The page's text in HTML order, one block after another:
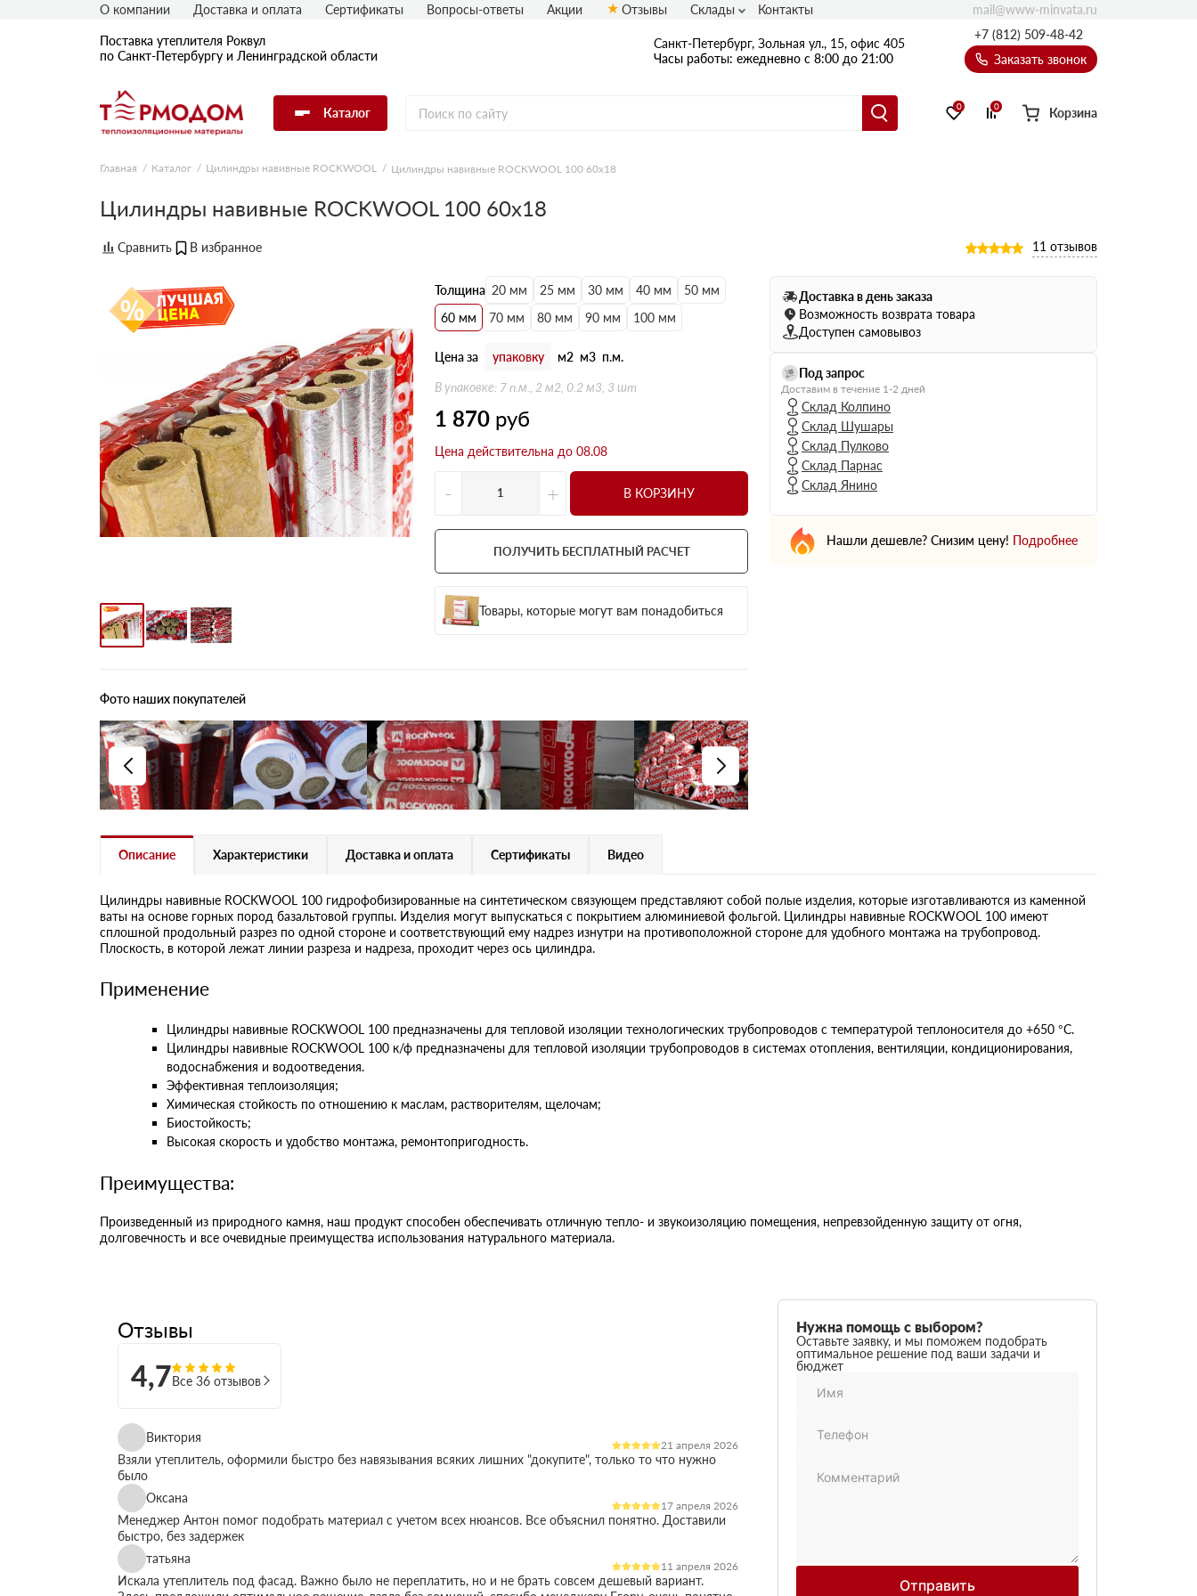
Поставка утеплителя Роквул
по Санкт-Петербургу и Ленинградской области
Санкт-Петербург, Зольная ул., 15, офис 405
Часы работы: ежедневно с 8:00 до 21:00
+7 (812) 509-48-42
Заказать звонок
Каталог 0 0 Корзина
О компании Доставка и оплата Сертификаты Вопросы-ответы Акции Отзывы Склады Контакты mail@www-minvata.ru
Главная Каталог Цилиндры навивные ROCKWOOL Цилиндры навивные ROCKWOOL 100 60х18
Цилиндры навивные ROCKWOOL 100 60х18
11 отзывов
Толщина 20 мм 25 мм 30 мм 40 мм
50 мм
60 мм
70 мм 80 мм 90 мм 100 мм
Цена за упаковку м2 м3 п.м.
В упаковке: 7 п.м., 2 м2, 0.2 м3, 3 шт
1 870 руб
Цена действительна до 08.08
- + В КОРЗИНУ
ПОЛУЧИТЬ БЕСПЛАТНЫЙ РАСЧЕТ
Товары, которые могут вам понадобиться
Фото наших покупателей
Доставка в день заказа
Возможность возврата товара
Доступен самовывоз
Под запрос
Доставим в течение 1-2 дней
Склад Колпино
Склад Шушары
Склад Пулково
Склад Парнас
Склад Янино
Нашли дешевле? Снизим цену! Подробнее
Описание Характеристики Доставка и оплата Сертификаты Видео
Цилиндры навивные ROCKWOOL 100 гидрофобизированные на синтетическом связующем представляют собой полые изделия, которые изготавливаются из каменной
ваты на основе горных пород базальтовой группы. Изделия могут выпускаться с покрытием алюминиевой фольгой. Цилиндры навивные ROCKWOOL 100 имеют
сплошной продольный разрез по одной стороне и соответствующий ему надрез изнутри на противоположной стороне для удобного монтажа на трубопровод.
Плоскость, в которой лежат линии разреза и надреза, проходит через ось цилиндра.
Применение
Цилиндры навивные ROCKWOOL 100 предназначены для тепловой изоляции технологических трубопроводов с температурой теплоносителя до +650 °С.
Цилиндры навивные ROCKWOOL 100 к/ф предназначены для тепловой изоляции трубопроводов в системах отопления, вентиляции, кондиционирования,
водоснабжения и водоотведения.
Эффективная теплоизоляция;
Химическая стойкость по отношению к маслам, растворителям, щелочам;
Биостойкость;
Высокая скорость и удобство монтажа, ремонтопригодность.
Преимущества:
Произведенный из природного камня, наш продукт способен обеспечивать отличную тепло- и звукоизоляцию помещения, непревзойденную защиту от огня,
долговечность и все очевидные преимущества использования натурального материала.
Отзывы
4,7Все 36 отзывов
Виктория
21 апреля 2026
Взяли утеплитель, оформили быстро без навязывания всяких лишних "докупите", только то что нужно
было
Оксана
17 апреля 2026
Менеджер Антон помог подобрать материал с учетом всех нюансов. Все объяснил понятно. Доставили
быстро, без задержек
татьяна
11 апреля 2026
Искала утеплитель под фасад. Важно было не переплатить, но и не брать совсем дешевый вариант.
Нужна помощь с выбором?
Оставьте заявку, и мы поможем подобрать
оптимальное решение под ваши задачи и
бюджет
Отправить